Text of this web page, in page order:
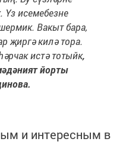
Үз исемебезне
Вакыт бара,
җиргә килә тора.
истә тотыйк,
йорты
и интересным в